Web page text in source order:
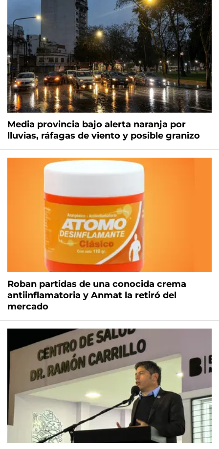
Media provincia bajo alerta naranja por
lluvias, ráfagas de viento y posible granizo
Roban partidas de una conocida crema
antiinflamatoria y Anmat la retiró del
mercado